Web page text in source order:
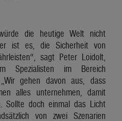
die heutige Welt nicht
ist es, die Sicherheit von
sagt Peter Loidolt,
Spezialisten im Bereich
„Wir gehen davon aus, dass
alles unternehmen, damit
Sollte doch einmal das Licht
von zwei Szenarien